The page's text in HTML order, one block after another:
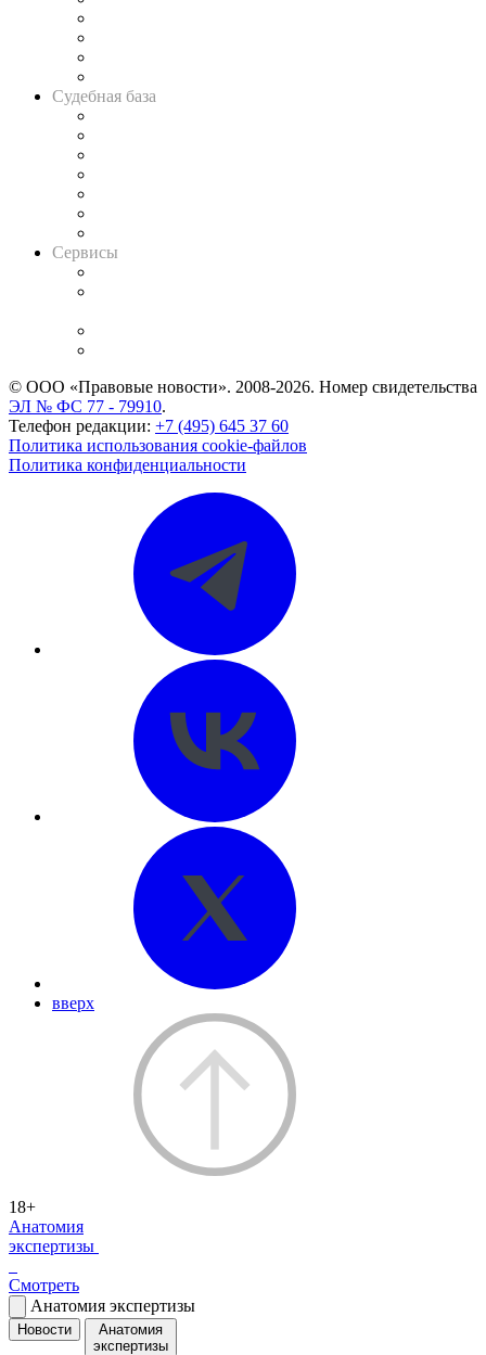
Судебная база
Сервисы
© ООО «Правовые новости». 2008-2026. Номер свидетельства
ЭЛ № ФС 77 - 79910.
Телефон редакции: +7 (495) 645 37 60
Политика использования cookie-файлов
Политика конфиденциальности
вверх
18+
Анатомия
экспертизы
Смотреть
Анатомия экспертизы
Новости
Анатомия
экспертизы